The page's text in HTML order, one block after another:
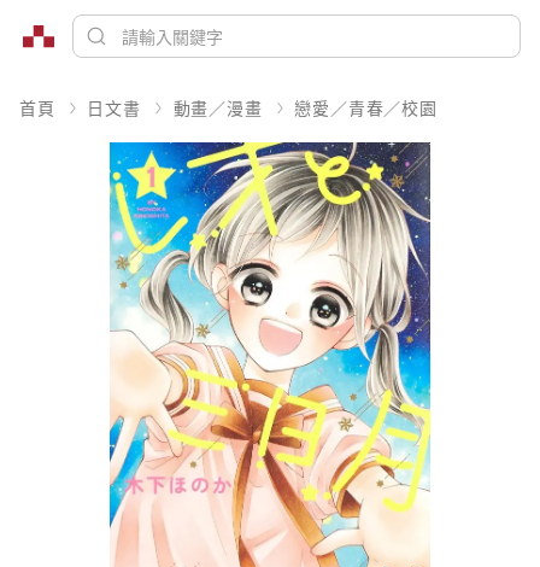
首頁 日文書 動畫／漫畫 戀愛／青春／校園